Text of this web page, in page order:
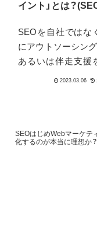
イント」とは？
SEOを自社ではな
にアウトソーシング
あるいは伴走支援
りません。しかし
問題になるのは「ど
SEOはじめWebマーケテ
化するのが本当に理想か？